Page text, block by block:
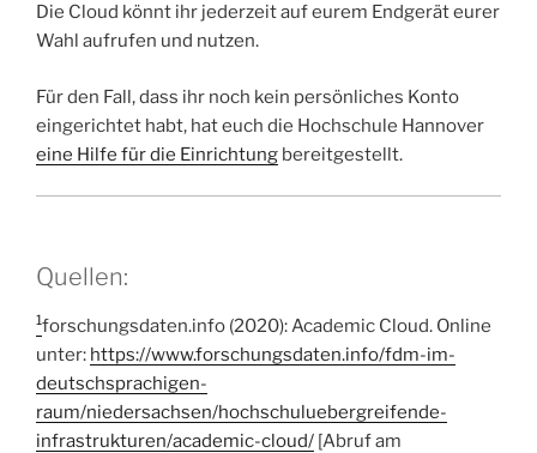
Die Cloud könnt ihr jederzeit auf eurem Endgerät eurer
Wahl aufrufen und nutzen.
Für den Fall, dass ihr noch kein persönliches Konto
eingerichtet habt, hat euch die Hochschule Hannover
eine Hilfe für die Einrichtung bereitgestellt.
Quellen:
1forschungsdaten.info (2020): Academic Cloud. Online
unter: https://www.forschungsdaten.info/fdm-im-
deutschsprachigen-
raum/niedersachsen/hochschuluebergreifende-
infrastrukturen/academic-cloud/ [Abruf am